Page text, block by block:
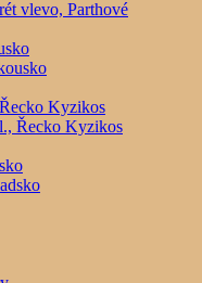
Kyzikos